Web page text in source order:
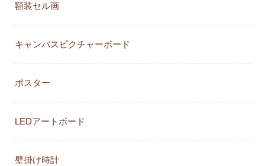
額装セル画
キャンバスピクチャーボード
ポスター
LEDアートボード
壁掛け時計